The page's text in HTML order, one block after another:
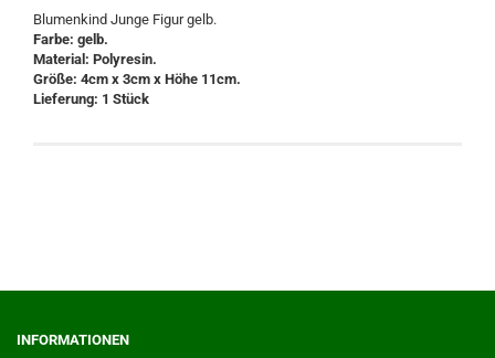
Blumenkind Junge Figur gelb.
Farbe: gelb.
Material: Polyresin.
Größe: 4cm x 3cm x Höhe 11cm.
Lieferung: 1 Stück
INFORMATIONEN